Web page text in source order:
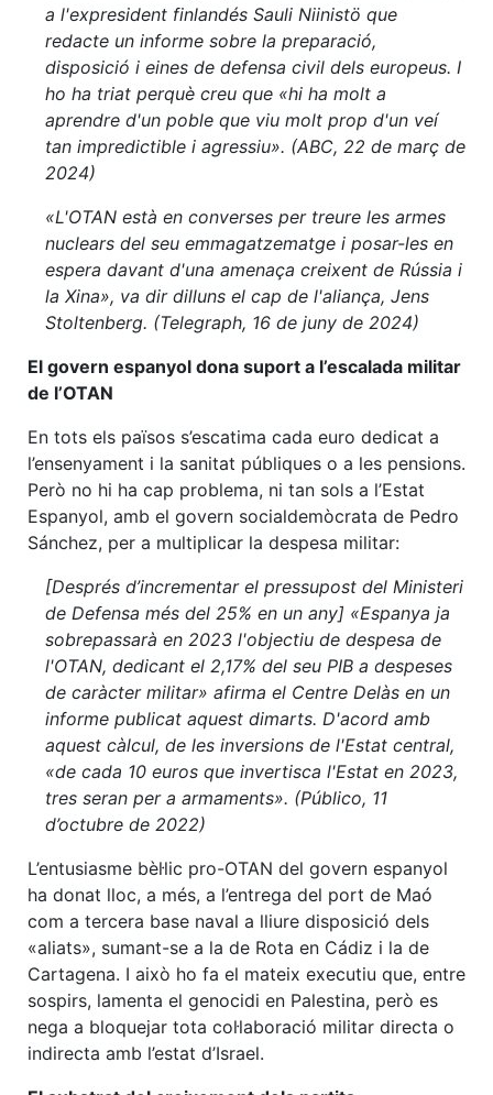
a l'expresident finlandés Sauli Niinistö que
redacte un informe sobre la preparació,
disposició i eines de defensa civil dels europeus. I
ho ha triat perquè creu que «hi ha molt a
aprendre d'un poble que viu molt prop d'un veí
tan impredictible i agressiu». (ABC, 22 de març de
2024)
«L'OTAN està en converses per treure les armes
nuclears del seu emmagatzematge i posar-les en
espera davant d'una amenaça creixent de Rússia i
la Xina», va dir dilluns el cap de l'aliança, Jens
Stoltenberg. (Telegraph, 16 de juny de 2024)
El govern espanyol dona suport a l’escalada militar
de l’OTAN
En tots els països s’escatima cada euro dedicat a
l’ensenyament i la sanitat públiques o a les pensions.
Però no hi ha cap problema, ni tan sols a l’Estat
Espanyol, amb el govern socialdemòcrata de Pedro
Sánchez, per a multiplicar la despesa militar:
[Després d’incrementar el pressupost del Ministeri
de Defensa més del 25% en un any] «Espanya ja
sobrepassarà en 2023 l'objectiu de despesa de
l'OTAN, dedicant el 2,17% del seu PIB a despeses
de caràcter militar» afirma el Centre Delàs en un
informe publicat aquest dimarts. D'acord amb
aquest càlcul, de les inversions de l'Estat central,
«de cada 10 euros que invertisca l'Estat en 2023,
tres seran per a armaments». (Público, 11
d’octubre de 2022)
L’entusiasme bèl·lic pro-OTAN del govern espanyol
ha donat lloc, a més, a l’entrega del port de Maó
com a tercera base naval a lliure disposició dels
«aliats», sumant-se a la de Rota en Cádiz i la de
Cartagena. I això ho fa el mateix executiu que, entre
sospirs, lamenta el genocidi en Palestina, però es
nega a bloquejar tota col·laboració militar directa o
indirecta amb l’estat d’Israel.